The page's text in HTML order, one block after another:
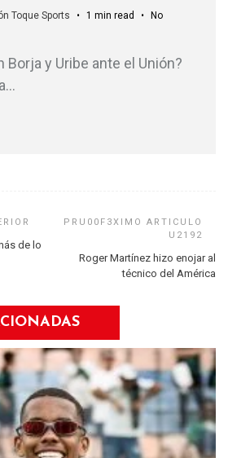
Toque Sports 1 min read
No
Borja y Uribe ante el Unión?
…
de lo
Roger Martínez hizo enojar al
técnico del América